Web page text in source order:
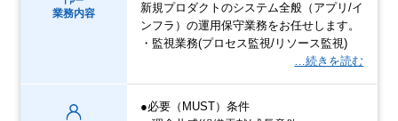
業務内容
新規プロダクトのシステム全般（アプリ/イ
ンフラ）の運用保守業務をお任せします。
・監視業務(プロセス監視/リソース監視)
…続きを読む
●必要（MUST）条件